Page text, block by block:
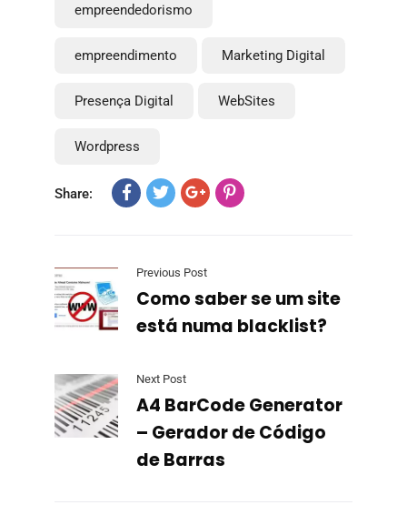
empreendedorismo
empreendimento Marketing Digital
Presença Digital WebSites
Wordpress
Share:
Previous Post
Como saber se um site
está numa blacklist?
Next Post
A4 BarCode Generator
– Gerador de Código
de Barras